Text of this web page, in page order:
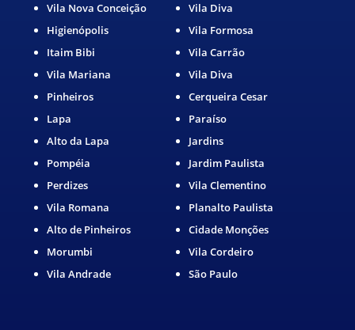
Vila Nova Conceição
Higienópolis
Itaim Bibi
Vila Mariana
Pinheiros
Lapa
Alto da Lapa
Pompéia
Perdizes
Vila Romana
Alto de Pinheiros
Morumbi
Vila Andrade
Vila Diva
Vila Formosa
Vila Carrão
Vila Diva
Cerqueira Cesar
Paraíso
Jardins
Jardim Paulista
Vila Clementino
Planalto Paulista
Cidade Monções
Vila Cordeiro
São Paulo